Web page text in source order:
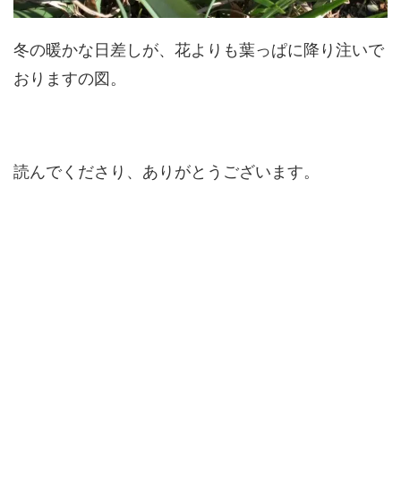
冬の暖かな日差しが、花よりも葉っぱに降り注いで
おりますの図。
読んでくださり、ありがとうございます。